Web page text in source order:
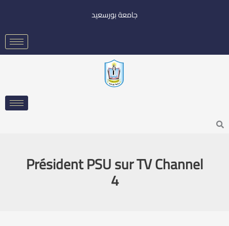
جامعة بورسعيد
Search
Président PSU sur TV Channel
4